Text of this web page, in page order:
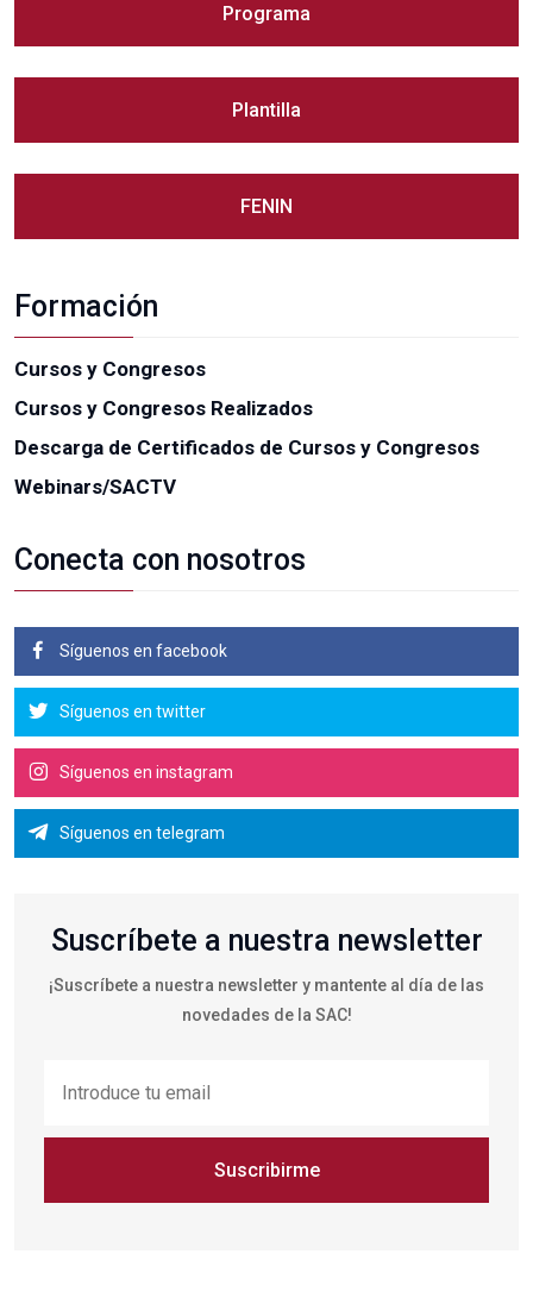
Programa
Plantilla
FENIN
Formación
Cursos y Congresos
Cursos y Congresos Realizados
Descarga de Certificados de Cursos y Congresos
Webinars/SACTV
Conecta con nosotros
Síguenos en facebook
Síguenos en twitter
Síguenos en instagram
Síguenos en telegram
Suscríbete a nuestra newsletter
¡Suscríbete a nuestra newsletter y mantente al día de las
novedades de la SAC!
Suscribirme